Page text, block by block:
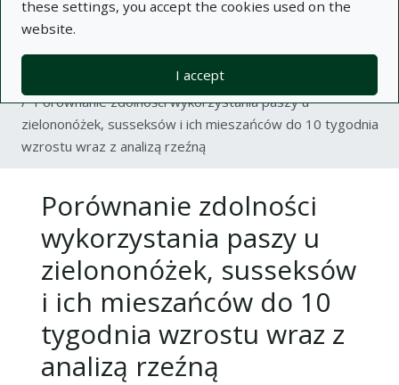
these settings, you accept the cookies used on the
website.
I accept
Repository of University of Life Sciences
in Lublin
Porównanie zdolności wykorzystania paszy u
zielononóżek, susseksów i ich mieszańców do 10 tygodnia
wzrostu wraz z analizą rzeźną
Porównanie zdolności
wykorzystania paszy u
zielononóżek, susseksów
i ich mieszańców do 10
tygodnia wzrostu wraz z
analizą rzeźną